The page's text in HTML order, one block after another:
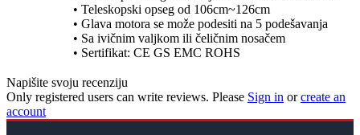
• Teleskopski opseg od 106cm~126cm
• Glava motora se može podesiti na 5 podešavanja
• Sa ivičnim valjkom ili čeličnim nosačem
• Sertifikat: CE GS EMC ROHS
Napišite svoju recenziju
Only registered users can write reviews. Please Sign in orcreate an
account